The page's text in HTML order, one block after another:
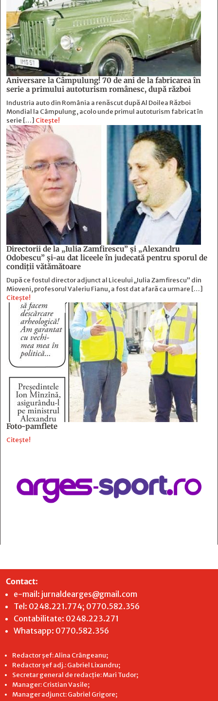
Aniversare la Câmpulung! 70 de ani de la fabricarea în
serie a primului autoturism românesc, după război
Industria auto din România a renăscut după Al Doilea Război
Mondial la Câmpulung, acolo unde primul autoturism fabricat în
serie […] Citește!
Directorii de la „Iulia Zamfirescu” și „Alexandru
Odobescu” și-au dat liceele în judecată pentru sporul de
condiții vătămătoare
După ce fostul director adjunct al Liceului „Iulia Zamfirescu” din
Mioveni, profesorul Valeriu Fianu, a fost dat afară ca urmare […]
Citește!
Foto-pamflete
Citește!
Contact:
e-mail: jurnaldearges@gmail.com
Tel: 0248.221.774; 0770.582.356
Contabilitate: 0248.223.271
Whatsapp: 0770.582.356
Redactor șef: Alina Crângeanu;
Redactor șef adj.: Gabriel Lixandru;
Secretar general de redacție: Mari Tudor;
Manager: Cristian Vasile;
Manager adjunct: Gabriel Grigore;